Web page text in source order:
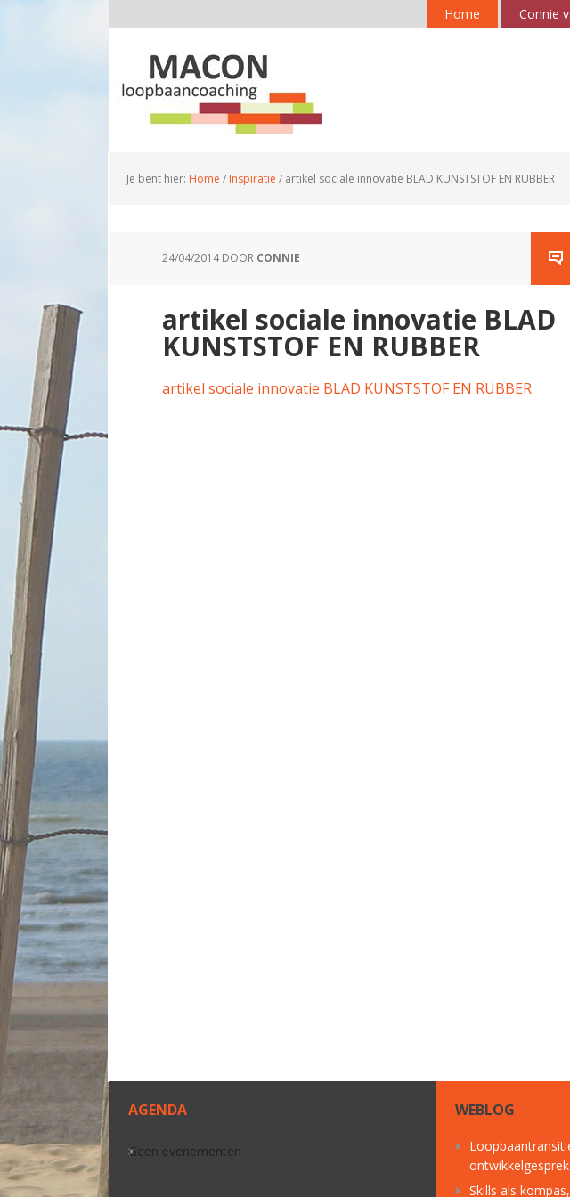
Home Connie
Je bent hier: Home / Inspiratie / artikel sociale innovatie BLAD KUNSTSTOF EN RUBBER
24/04/2014DOOR CONNIE
artikel sociale innovatie BLAD
KUNSTSTOF EN RUBBER
artikel sociale innovatie BLAD KUNSTSTOF EN RUBBER
AGENDA
Geen evenementen
WEBLOG
Skills als